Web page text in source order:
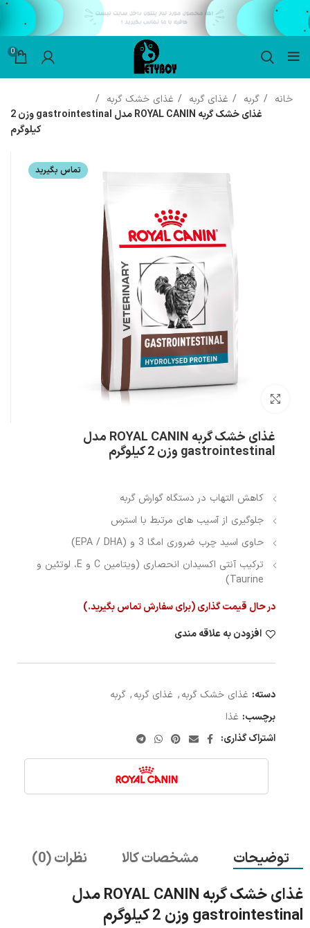
0
خانه گربه غذای گربه
غذای خشک گربه
غذای خشک گربه ROYAL CANIN مدل gastrointestinal وزن 2
کیلوگرم
تماس بگیرید
غذای خشک گربه ROYAL CANIN مدل
gastrointestinal وزن 2 کیلوگرم
کاهش التهاب در دستگاه گوارش گربه
جلوگیری از آسیب های مرتبط با استرس
حاوی اسید چرب ضروری امگا 3 و (EPA / DHA)
ترکیب آنتی اکسیدان انحصاری (ویتامین C و E، لوتئین و
Taurine)
در حال قیمت گذاری (برای سفارش تماس بگیرید.)
افزودن به علاقه مندی
دسته: غذای خشک گربه, غذای گربه, گربه
برچسب: غذا
اشتراک گذاری:
توضیحات مشخصات کالا نظرات (0)
غذای خشک گربه ROYAL CANIN مدل
gastrointestinal وزن 2 کیلوگرم